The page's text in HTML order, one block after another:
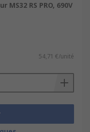
RS PRO, 690V
54,71 €/unité